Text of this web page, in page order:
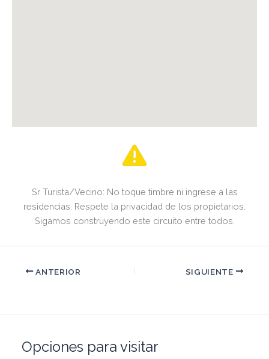
Sr Turista/Vecino: No toque timbre ni ingrese a las
residencias. Respete la privacidad de los propietarios.
Sigamos construyendo este circuito entre todos.
ANTERIOR SIGUIENTE
Opciones para visitar